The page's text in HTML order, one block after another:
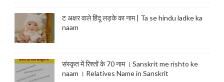
ट अक्षर वाले हिंदू लड़के का नाम | Ta se hindu ladke ka
naam
संस्कृत में रिश्तों के 70 नाम । Sanskrit me rishto ke
naam । Relatives Name in Sanskrit